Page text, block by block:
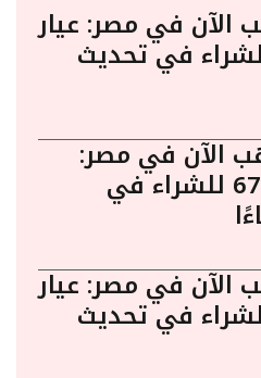
الآن في مصر: عيار
6730 للشراء في تحديث
الآن في مصر:
عيار 24 يسجل 6745 للشراء في
الآن في مصر: عيار
6735 للشراء في تحديث